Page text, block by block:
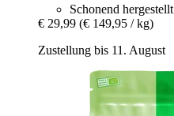
Schonend hergestellt
€ 29,99 (€ 149,95 / kg)
Zustellung bis 11. August